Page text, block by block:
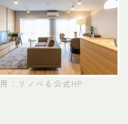
：リノべる公式HP